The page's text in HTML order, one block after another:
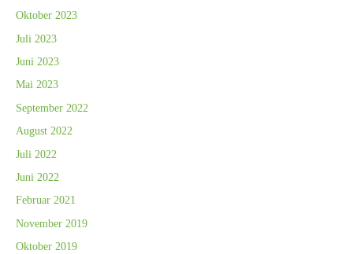
Oktober 2023
Juli 2023
Juni 2023
Mai 2023
September 2022
August 2022
Juli 2022
Juni 2022
Februar 2021
November 2019
Oktober 2019